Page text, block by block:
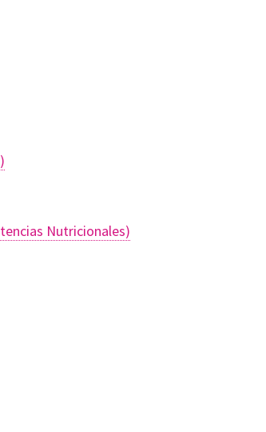
Nutricionales)